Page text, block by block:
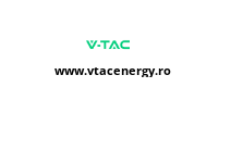
www.vtacenergy.ro